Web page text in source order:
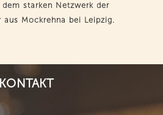
dem starken Netzwerk der
aus Mockrehna bei Leipzig.
KONTAKT